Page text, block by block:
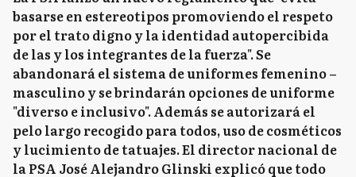
basarse en estereotipos promoviendo el respeto
por el trato digno y la identidad autopercibida
de las y los integrantes de la fuerza". Se
abandonará el sistema de uniformes femenino –
masculino y se brindarán opciones de uniforme
"diverso e inclusivo". Además se autorizará el
pelo largo recogido para todos, uso de cosméticos
y lucimiento de tatuajes. El director nacional de
la PSA José Alejandro Glinski explicó que todo